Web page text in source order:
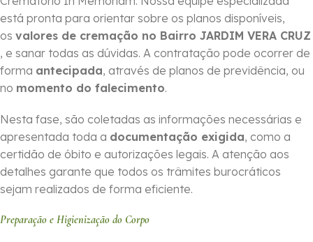
está pronta para orientar sobre os planos disponíveis,
os valores de cremação no Bairro JARDIM VERA CRUZ
, e sanar todas as dúvidas. A contratação pode ocorrer de
forma ante­cipada, através de planos de previdência, ou
no momento do falecimento.
Nesta fase, são coletadas as informações necessárias e
apresentada toda a documentação exigida, como a
certidão de óbito e autorizações legais. A atenção aos
detalhes garante que todos os trâmites burocráticos
sejam realizados de forma eficiente.
Preparação e Higienização do Corpo